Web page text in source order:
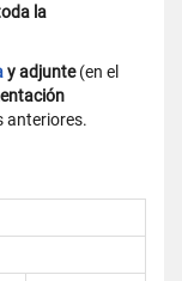
la
y adjunte(en el
anteriores.